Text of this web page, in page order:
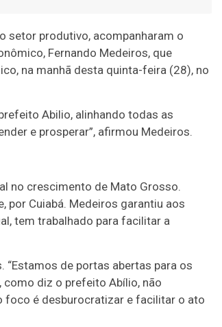
setor produtivo, acompanharam o
Fernando Medeiros, que
na manhã desta quinta-feira (28), no
Abilio, alinhando todas as
e prosperar”, afirmou Medeiros.
no crescimento de Mato Grosso.
por Cuiabá. Medeiros garantiu aos
tem trabalhado para facilitar a
de portas abertas para os
como diz o prefeito Abílio, não
foco é desburocratizar e facilitar o ato